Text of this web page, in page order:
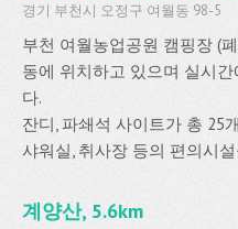
경기 부천시 오정구 여월동 98-5
부천 여월농업공원 캠핑장 (
동에 위치하고 있으며 실시
다.
잔디, 파쇄석 사이트가 총 25
샤워실, 취사장 등의 편의시
계양산, 5.6km